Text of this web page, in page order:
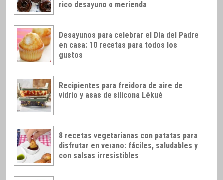
rico desayuno o merienda
Desayunos para celebrar el Día del Padre
en casa: 10 recetas para todos los
gustos
Recipientes para freidora de aire de
vidrio y asas de silicona Lékué
8 recetas vegetarianas con patatas para
disfrutar en verano: fáciles, saludables y
con salsas irresistibles